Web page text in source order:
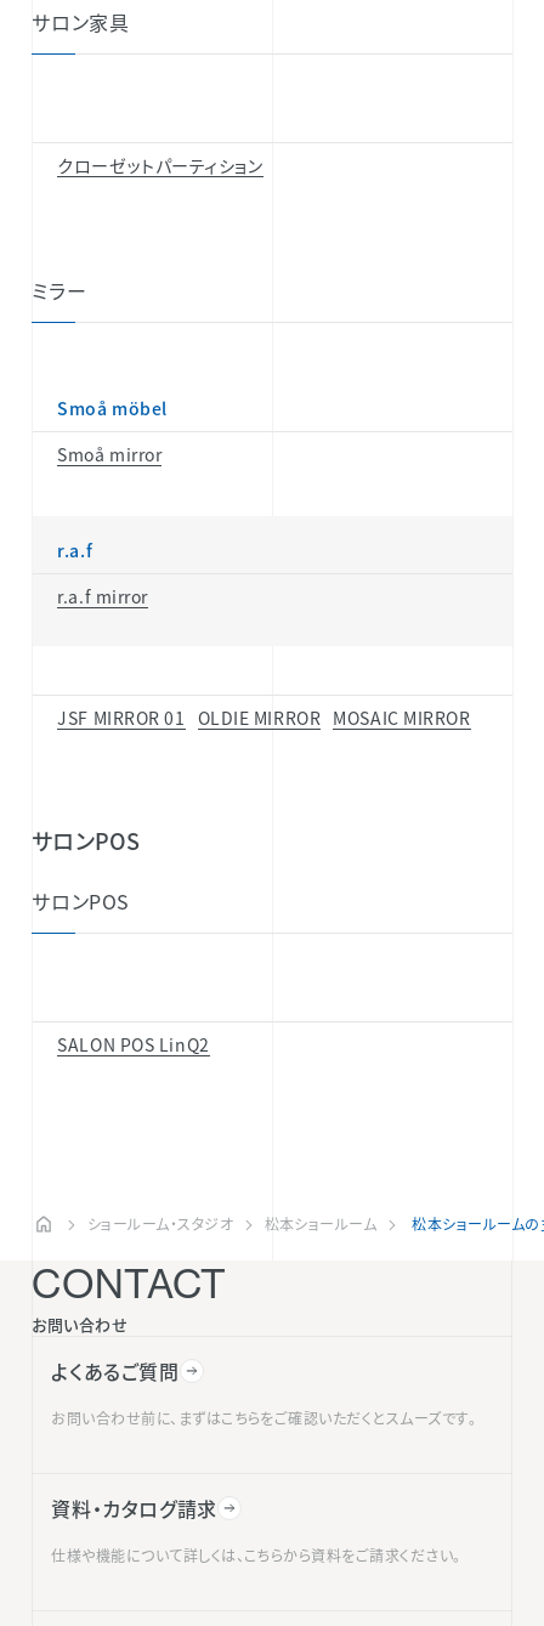
サロン家具
クローゼットパーティション
ミラー
Smoå möbel
Smoå mirror
r.a.f
r.a.f mirror
JSF MIRROR 01 OLDIE MIRROR MOSAIC MIRROR
サロンPOS
サロンPOS
SALON POS LinQ2
ショールーム・スタジオ 松本ショールーム 松本ショールーム
CONTACT
お問い合わせ
よくあるご質問
お問い合わせ前に、まずはこちらをご確認いただくとスムーズです。
資料・カタログ請求
仕様や機能について詳しくは、こちらから資料をご請求ください。